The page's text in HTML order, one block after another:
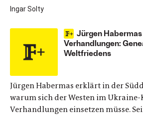
Ingar Solty
Jürgen
Verhandlungen:
Weltfriedens
Jürgen Habermas erklärt in der
warum sich der Westen im
Verhandlungen einsetzen müsse.